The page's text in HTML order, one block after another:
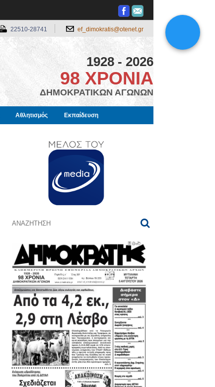
22510-28741 ef_dimokratis@otenet.gr
1928 - 2026
98 ΧΡΟΝΙΑ
ΔΗΜΟΚΡΑΤΙΚΩΝ ΑΓΩΝΩΝ
Αθλητισμός Εκπαίδευση